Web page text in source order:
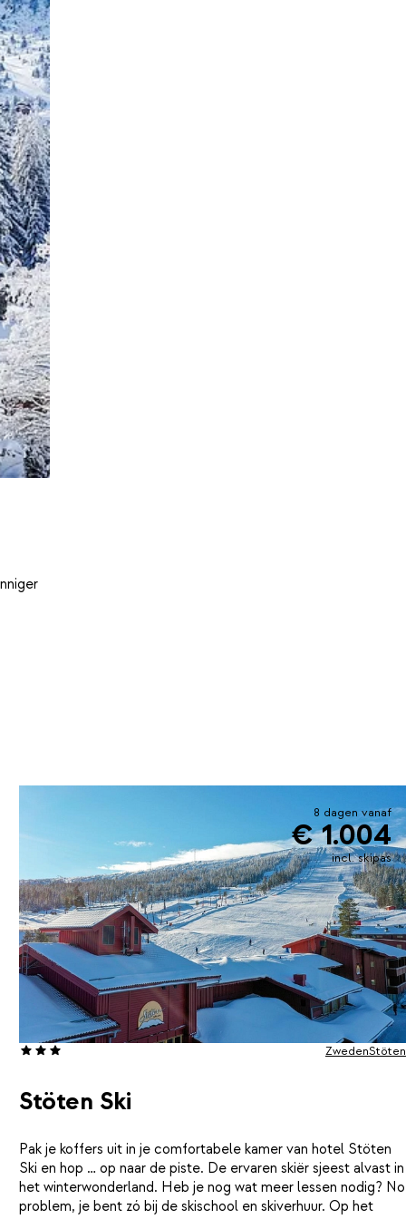
8 dagen vanaf
€ 1.004
incl. skipas
Stöten Ski
ZwedenStöten
Pak je koffers uit in je comfortabele kamer van hotel Stöten
Ski en hop … op naar de piste. De ervaren skiër sjeest alvast in
het winterwonderland. Heb je nog wat meer lessen nodig? No
problem, je bent zó bij de skischool en skiverhuur. Op het